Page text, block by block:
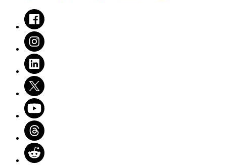
Facebook
Instagram
LinkedIn
Twitter
Youtube
Threads
Reddit